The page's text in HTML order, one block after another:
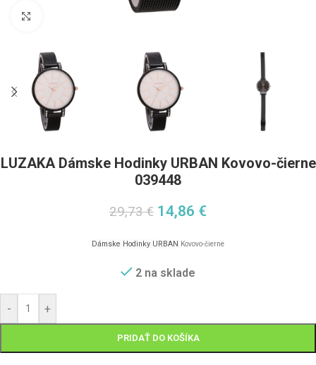
Pre zväčšenie kliknite
LUZAKA Dámske Hodinky URBAN Kovovo-čierne
039448
29,73€ 14,86 €
Dámske Hodinky URBAN Kovovo-čierne
2 na sklade
- +
PRIDAŤ DO KOŠÍKA